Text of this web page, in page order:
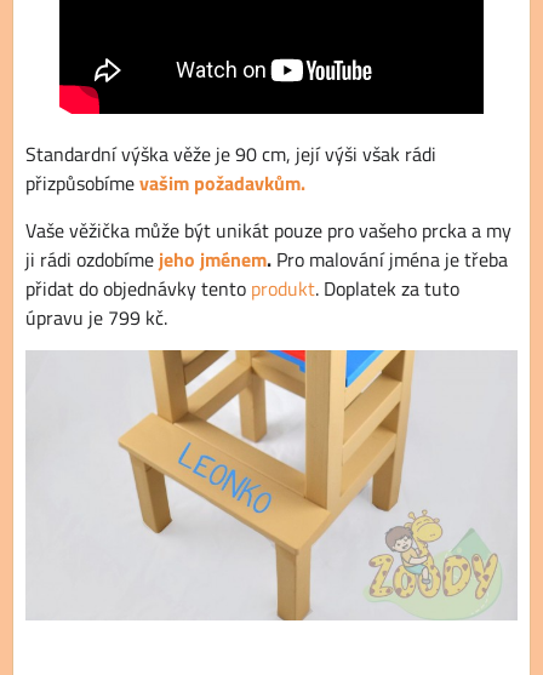
Standardní výška věže je 90 cm, její výši však rádi
přizpůsobímevašim požadavkům.
Vaše věžička může být unikát pouze pro vašeho prcka a my
ji rádi ozdobíme jeho jménem. Pro malování jména je třeba
přidat do objednávky tento produkt. Doplatek za tuto
úpravu je 799 kč.